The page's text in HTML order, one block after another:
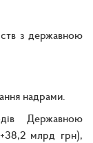
з державною
надрами.
Державною
млрд грн),